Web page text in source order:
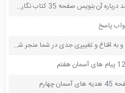
یکی از دو موضوع را به دلخواه انتخاب کن و یک بند درباره آن بنویس صفحه 35 کتاب نگارش فارسی سوم
پاسخ
یکی از موثرترین پیام هایی را که دریافت کرده اید و به اقناع و تغییری جدی در شما منجر شده است برسی کنید و علت این تاثیر گذاری قابل توجه را بنویسید صفحه 52 تفکر و سواد رسانه ای دهم